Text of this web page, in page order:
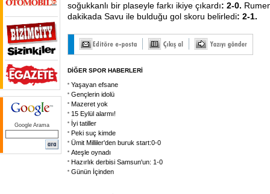
Google Arama
soğukkanlı bir plaseyle farkı ikiye çıkardı: 2-0.
dakikada Savu ile bulduğu gol skoru belirledi: 2-1.
DİĞER SPOR HABERLERİ
Yaşayan efsane
Gençlerin idolü
Mazeret yok
15 Eylül alarmı!
İyi tatiller
Peki suç kimde
Ümit Milliler'den buruk start:0-0
Ateşle oynadı
Hazırlık derbisi Samsun'un: 1-0
Günün İçinden